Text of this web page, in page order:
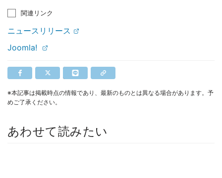
関連リンク
ニュースリリース
Joomla!
※本記事は掲載時点の情報であり、最新のものとは異なる場合があります。予
めご了承ください。
あわせて読みたい